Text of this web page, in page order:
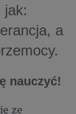
jak:
a
nauczyć!
ze